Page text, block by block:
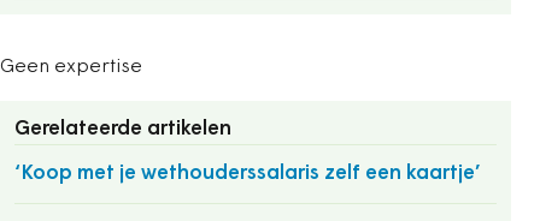
Geen expertise
Gerelateerde artikelen
‘Koop met je wethouderssalaris zelf een kaartje’